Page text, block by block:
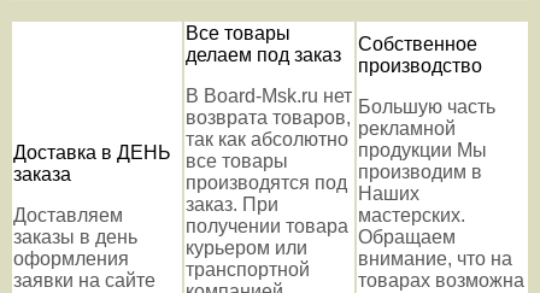
Доставка в ДЕНЬ
заказа
Доставляем
заказы в день
оформления
заявки на сайте
Все товары
делаем под заказ
В Board-Msk.ru нет
возврата товаров,
так как абсолютно
все товары
производятся под
заказ. При
получении товара
курьером или
транспортной
Собственное
производство
Большую часть
рекламной
продукции Мы
производим в
Наших
мастерских.
Обращаем
внимание, что на
товарах возможна